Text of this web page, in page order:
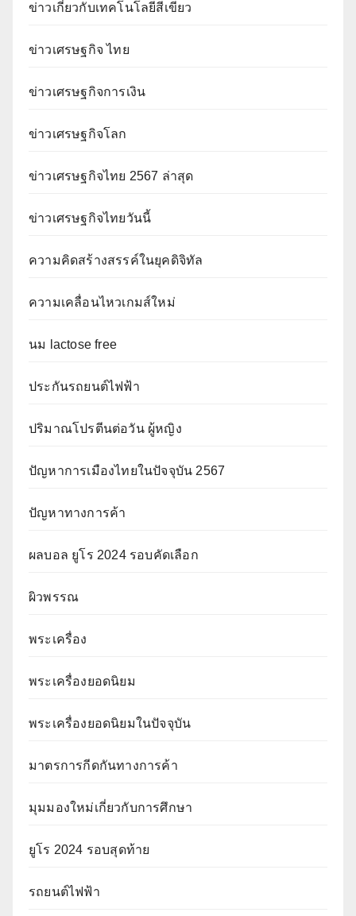
ข่าวเกี่ยวกับเทคโนโลยีสีเขียว
ข่าวเศรษฐกิจ ไทย
ข่าวเศรษฐกิจการเงิน
ข่าวเศรษฐกิจโลก
ข่าวเศรษฐกิจไทย 2567 ล่าสุด
ข่าวเศรษฐกิจไทยวันนี้
ความคิดสร้างสรรค์ในยุคดิจิทัล
ความเคลื่อนไหวเกมส์ใหม่
นม lactose free
ประกันรถยนต์ไฟฟ้า
ปริมาณโปรตีนต่อวัน ผู้หญิง
ปัญหาการเมืองไทยในปัจจุบัน 2567
ปัญหาทางการค้า
ผลบอล ยูโร 2024 รอบคัดเลือก
ผิวพรรณ
พระเครื่อง
พระเครื่องยอดนิยม
พระเครื่องยอดนิยมในปัจจุบัน
มาตรการกีดกันทางการค้า
มุมมองใหม่เกี่ยวกับการศึกษา
ยูโร 2024 รอบสุดท้าย
รถยนต์ไฟฟ้า